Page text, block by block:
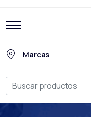
Marcas